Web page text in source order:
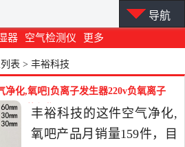
器 空气检测仪 更多
导航
表 > 丰裕科技
净化,氧吧]负离子发生器220v负氧离子
量159件仅售30元
丰裕科技的这件空气净化,
氧吧产品月销量159件，目